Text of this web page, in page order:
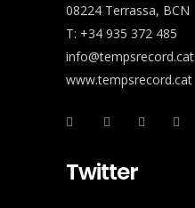
08224 Terrassa, BCN
T: +34 935 372 485
info@tempsrecord.cat
www.tempsrecord.cat
Twitter